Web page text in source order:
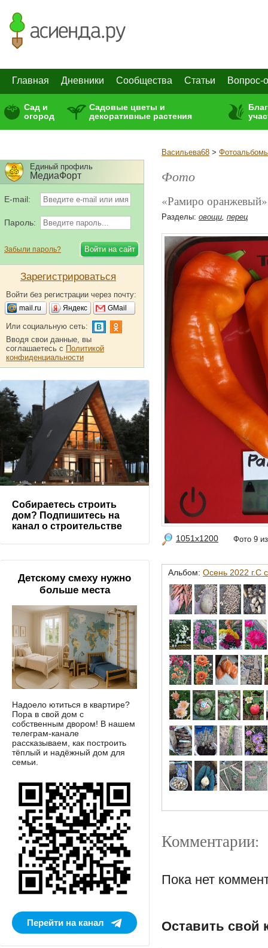
Главная Дневники Сообщества Статьи Вопрос-
Сад и
огород
Садовые цветы и
декоративные растения
Васильева68 >
Фото
«Рамиро оранжевый»
Разделы: овощи, перец
1051x1200 Фото 9
Альбом: Осень 2022 г.С
Комментарии:
Пока нет
Оставить свой
Единый профиль
МедиаФорт
E-mail:
Пароль:
Забыли пароль?
Зарегистрироваться
Войти без регистрации через почту:
mail.ru Яндекс GMail
Или социальную сеть:
Вводя свои данные, вы
соглашаетесь с Политикой
конфиденциальности
Собираетесь строить
дом? Подпишитесь на
канал о строительстве
Детскому смеху нужно
больше места
Надоело ютиться в квартире?
Пора в свой дом с
собственным двором! В нашем
телеграм-канале
рассказываем, как построить
тёплый и надёжный дом для
семьи.
Перейти на канал